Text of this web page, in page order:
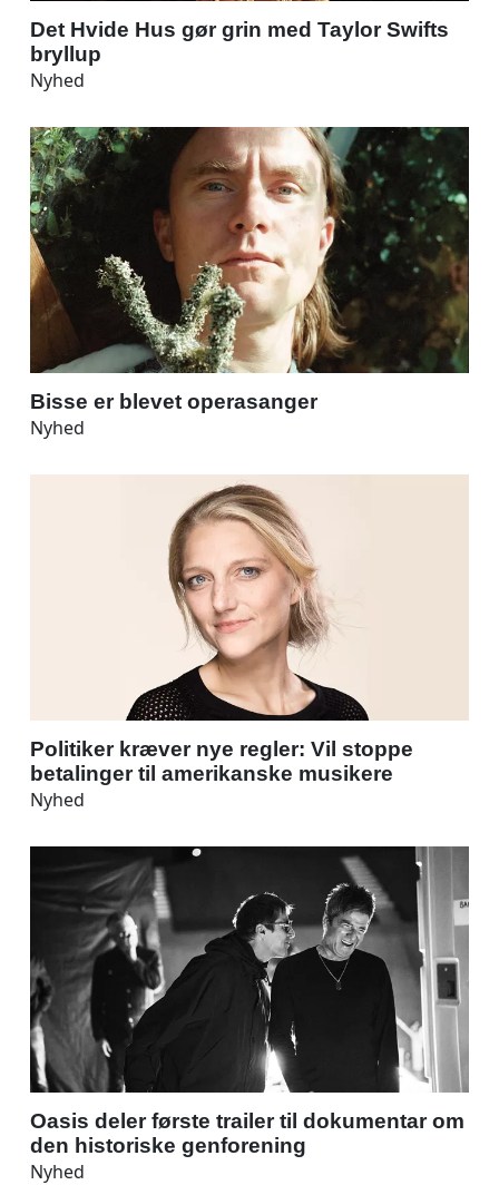
Det Hvide Hus gør grin med Taylor Swifts
bryllup
Nyhed
Bisse er blevet operasanger
Nyhed
Politiker kræver nye regler: Vil stoppe
betalinger til amerikanske musikere
Nyhed
Oasis deler første trailer til dokumentar om
den historiske genforening
Nyhed